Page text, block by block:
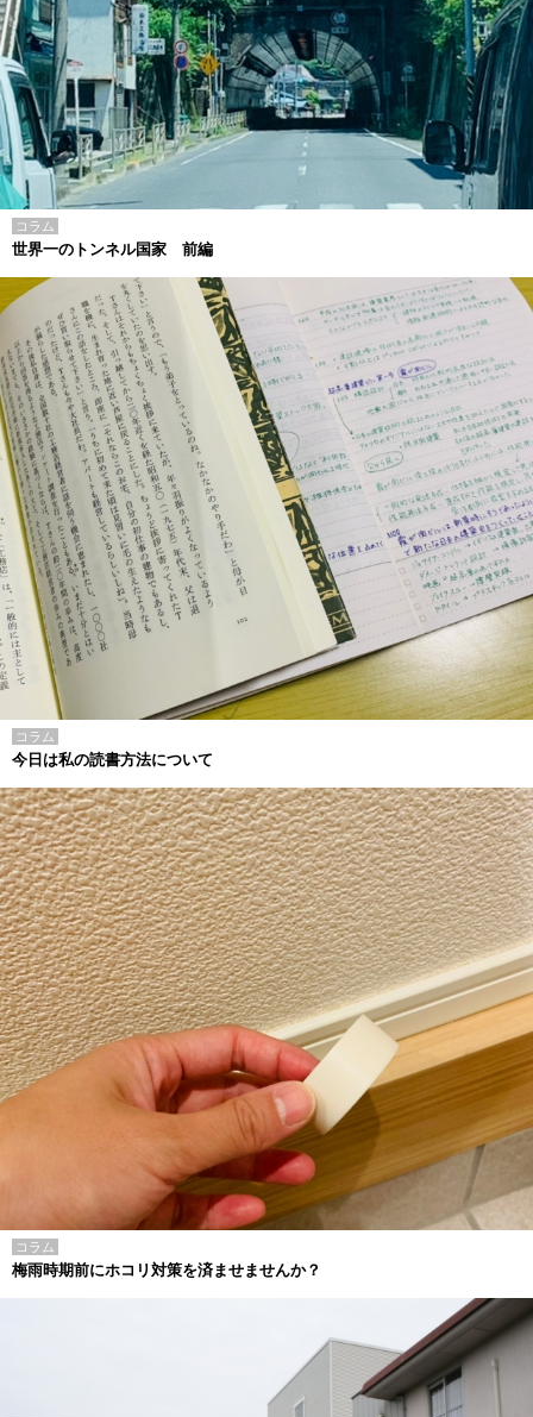
コラム
世界一のトンネル国家 前編
コラム
今日は私の読書方法について
コラム
梅雨時期前にホコリ対策を済ませませんか？